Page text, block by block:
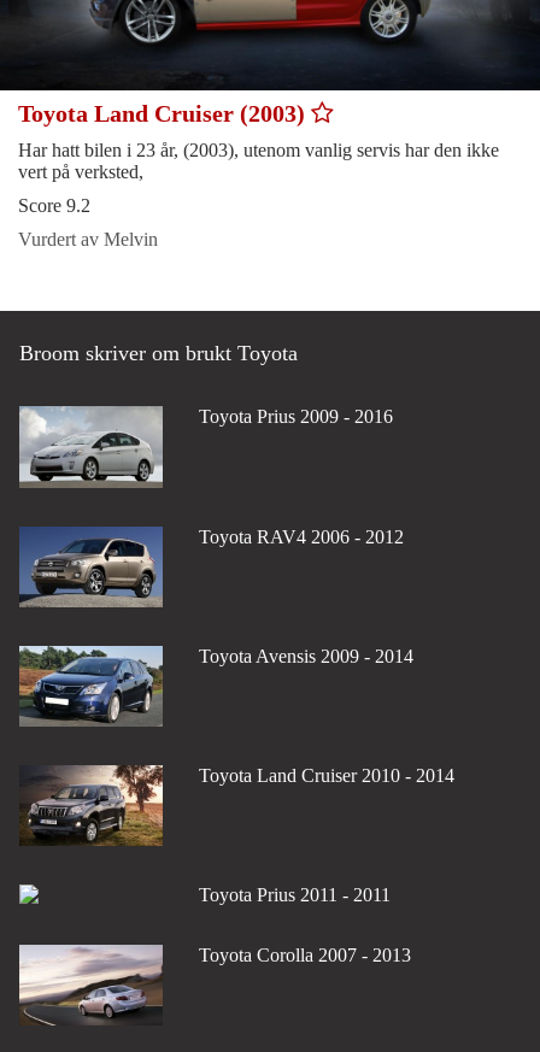
Toyota Land Cruiser (2003)
Har hatt bilen i 23 år, (2003), utenom vanlig servis har den ikke
vert på verksted,
Score 9.2
Vurdert av Melvin
Broom skriver om brukt Toyota
Toyota Prius 2009 - 2016
Toyota RAV4 2006 - 2012
Toyota Avensis 2009 - 2014
Toyota Land Cruiser 2010 - 2014
Toyota Prius 2011 - 2011
Toyota Corolla 2007 - 2013